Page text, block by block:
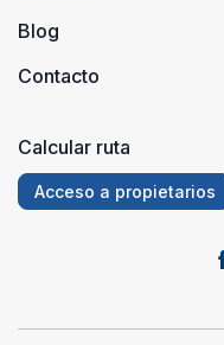
Blog
Contacto
Calcular ruta
Acceso a propietarios